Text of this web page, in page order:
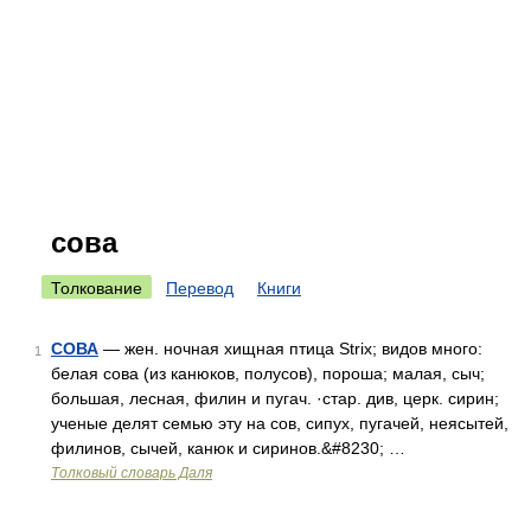
сова
Толкование Перевод Книги
1 СОВА — жен. ночная хищная птица Strix; видов много:
белая сова (из канюков, полусов), пороша; малая, сыч;
большая, лесная, филин и пугач. ·стар. див, церк. сирин;
ученые делят семью эту на сов, сипух, пугачей, неясытей,
филинов, сычей, канюк и сиринов.&#8230; …
Толковый словарь Даля